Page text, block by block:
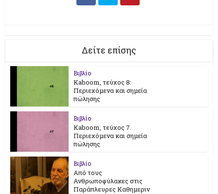
Δείτε επίσης
Βιβλίο
Kaboom, τεύχος 8:
Περιεχόμενα και σημεία
πώλησης
Βιβλίο
Kaboom, τεύχος 7.
Περιεχόμενα και σημεία
πώλησης
Βιβλίο
Από τους
Ανθρωποφύλακες στις
Παράπλευρες Καθημεριν